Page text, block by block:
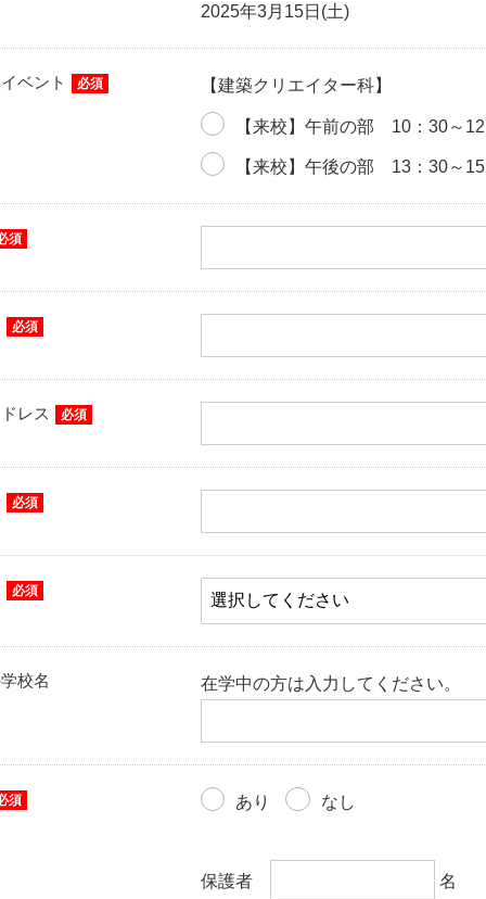
2025年3月15日(土)
ベント 必須 【建築クリエイター科】
【来校】午前の部 10：30～
【来校】午後の部 13：30～
須
必須
レス 必須
必須
必須
校名 在学中の方は入力してください。
須 あり なし
保護者 名